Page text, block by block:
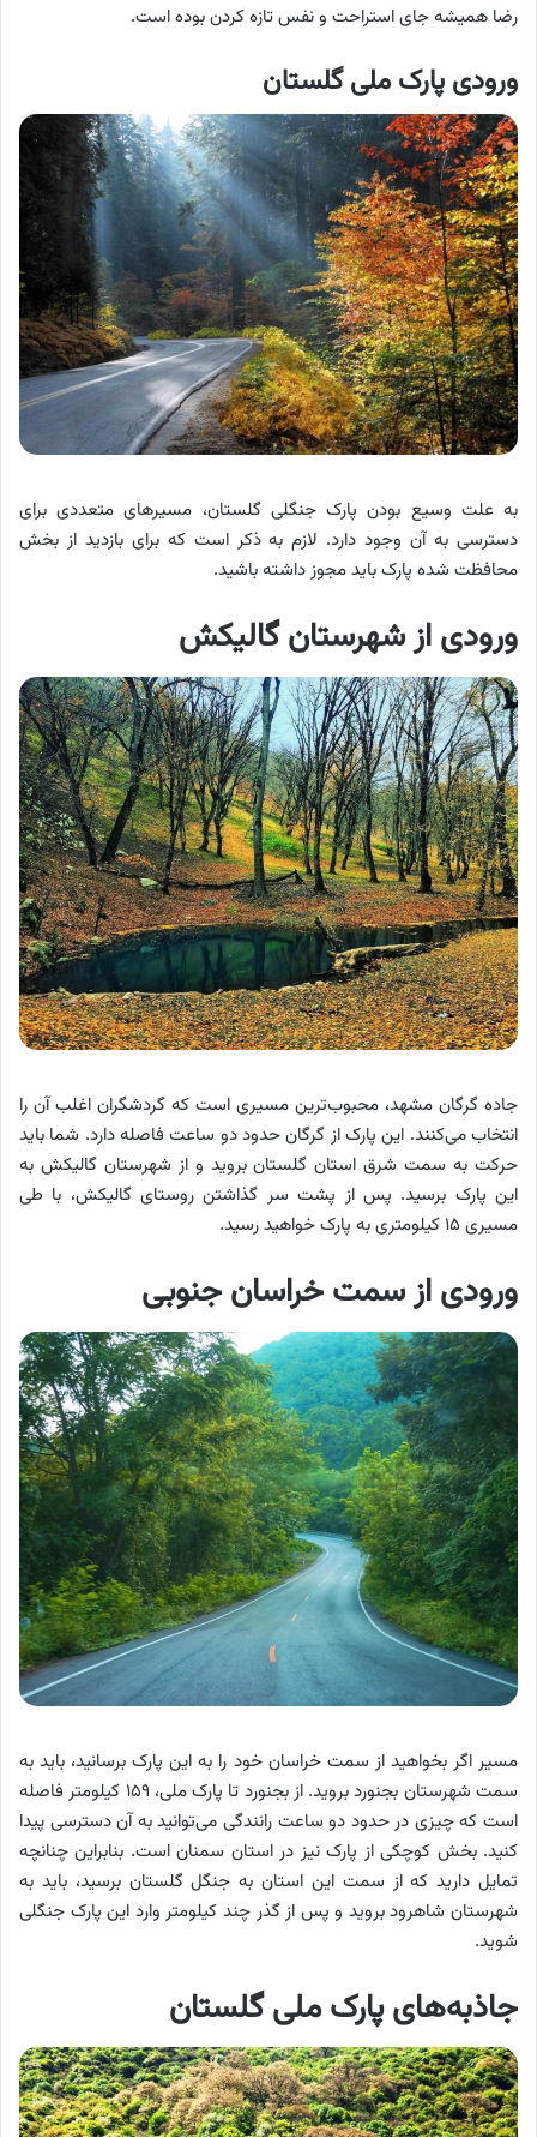
رضا همیشه جای استراحت و نفس تازه کردن بوده است.
ورودی پارک ملی گلستان
به‌ علت وسیع بودن پارک جنگلی گلستان، مسیرهای متعددی برای
دسترسی به آن وجود دارد. لازم به ذکر است که برای بازدید از بخش
محافظت شده پارک باید مجوز داشته باشید.
ورودی از شهرستان گالیکش
جاده گرگان مشهد، محبوب‌ترین مسیری است که گردشگران اغلب آن را
انتخاب می‌کنند. این پارک از گرگان حدود دو ساعت فاصله دارد. شما باید
حرکت به سمت شرق استان گلستان بروید و از شهرستان گالیکش به
این پارک برسید. پس از پشت سر گذاشتن روستای گالیکش، با طی
مسیری ۱۵ کیلومتری به پارک خواهید رسید.
ورودی از سمت خراسان جنوبی
مسیر اگر بخواهید از سمت خراسان خود را به این پارک برسانید، باید به
سمت شهرستان بجنورد بروید. از بجنورد تا پارک ملی، ۱۵۹ کیلومتر فاصله
است که چیزی در حدود دو ساعت رانندگی می‌توانید به آن دسترسی پیدا
کنید. بخش کوچکی از پارک نیز در استان سمنان است. بنابراین چنانچه
تمایل دارید که از سمت این استان به جنگل گلستان برسید، باید به
شهرستان شاهرود بروید و پس از گذر چند کیلومتر وارد این پارک جنگلی
شوید.
جاذبه‌های پارک ملی گلستان